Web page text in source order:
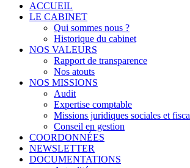
ACCUEIL
LE CABINET
Qui sommes nous ?
Historique du cabinet
NOS VALEURS
Rapport de transparence
Nos atouts
NOS MISSIONS
Audit
Expertise comptable
Missions juridiques sociales et
Conseil en gestion
COORDONNÉES
NEWSLETTER
DOCUMENTATIONS